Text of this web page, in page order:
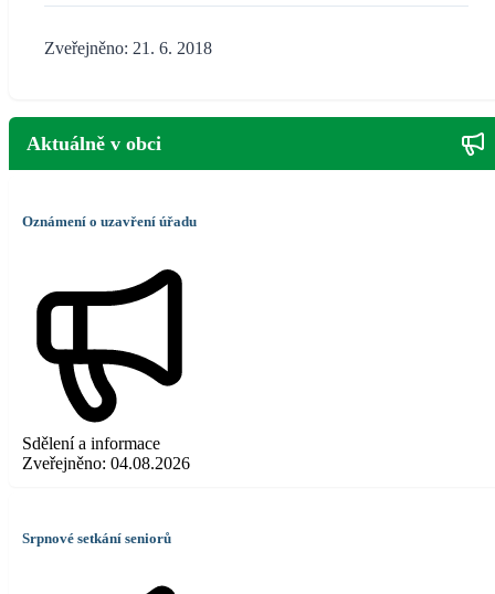
Zveřejněno: 21. 6. 2018
Aktuálně v obci
Oznámení o uzavření úřadu
Sdělení a informace
Zveřejněno: 04.08.2026
Srpnové setkání seniorů